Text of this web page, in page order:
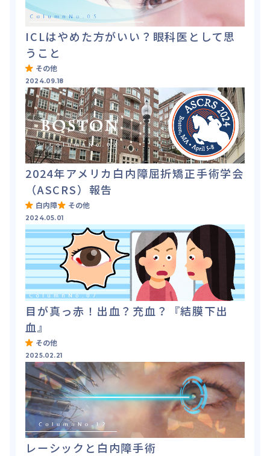
ICLはやめた方がいい？眼科医として思
うこと
その他
2024.09.18
2024年アメリカ白内障屈折矯正手術学会
（ASCRS）報告
白内障 その他
2024.05.01
目が真っ赤！出血？充血？『結膜下出
血』
その他
2025.02.21
レーシックと白内障手術